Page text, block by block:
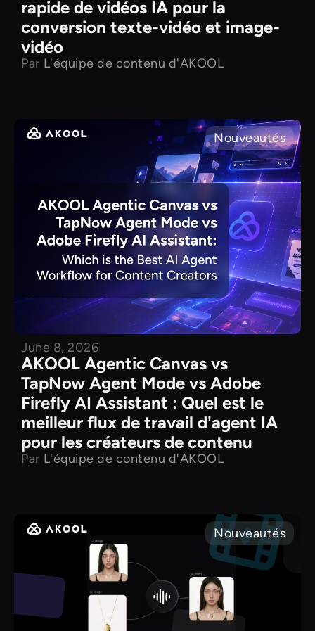
rapide de vidéos IA pour la
conversion texte-vidéo et image-
vidéo
Par L'équipe de contenu d'AKOOL
Nouveautés
June 8, 2026
AKOOL Agentic Canvas vs
TapNow Agent Mode vs Adobe
Firefly AI Assistant : Quel est le
meilleur flux de travail d'agent IA
pour les créateurs de contenu
Par L'équipe de contenu d'AKOOL
Nouveautés